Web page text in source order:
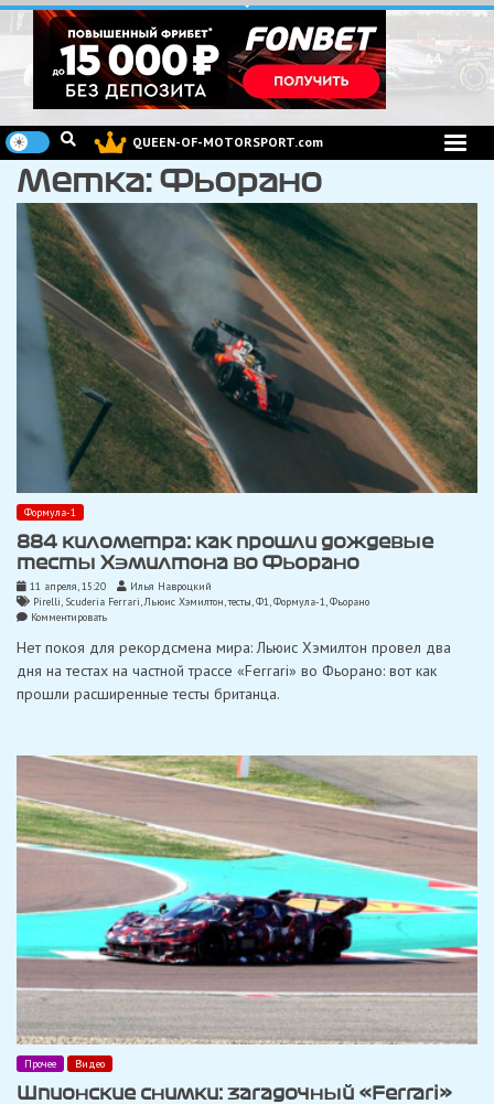
Перейти
к
содержимому
QUEEN-OF-MOTORSPORT.com
Метка: Фьорано
Формула-1
884 километра: как прошли дождевые
тесты Хэмилтона во Фьорано
11 апреля, 15:20
Илья Навроцкий
Pirelli, Scuderia Ferrari,Льюис Хэмилтон,тесты,Ф1,Формула-1,Фьорано
Комментироватьon
километра:
прошли
дождевые
Фьорано
Нет покоя для рекордсмена мира: Льюис Хэмилтон провел два
дня на тестах на частной трассе «Ferrari» во Фьорано: вот как
прошли расширенные тесты британца.
Прочее Видео
Шпионские снимки: загадочный «Ferrari»